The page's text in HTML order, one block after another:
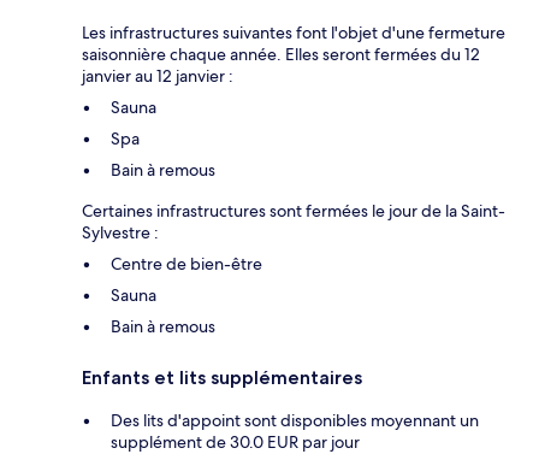
Les infrastructures suivantes font l'objet d'une fermeture
saisonnière chaque année. Elles seront fermées du 12
janvier au 12 janvier :
Sauna
Spa
Bain à remous
Certaines infrastructures sont fermées le jour de la Saint-
Sylvestre :
Centre de bien-être
Sauna
Bain à remous
Enfants et lits supplémentaires
Des lits d'appoint sont disponibles moyennant un
supplément de 30.0 EUR par jour